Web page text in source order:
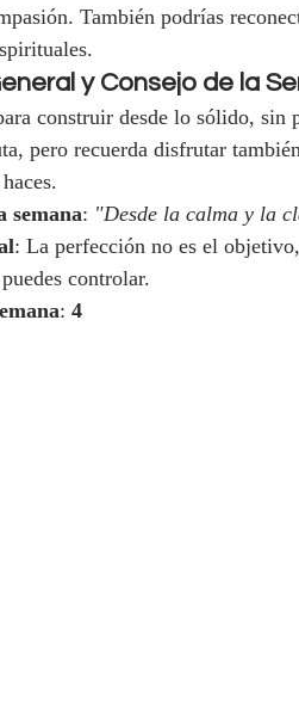
También podrías
y Consejo de la
construir desde lo sólido,
pero recuerda disfrutar
: "Desde la calma y la
: La perfección no es el
controlar.
: 4